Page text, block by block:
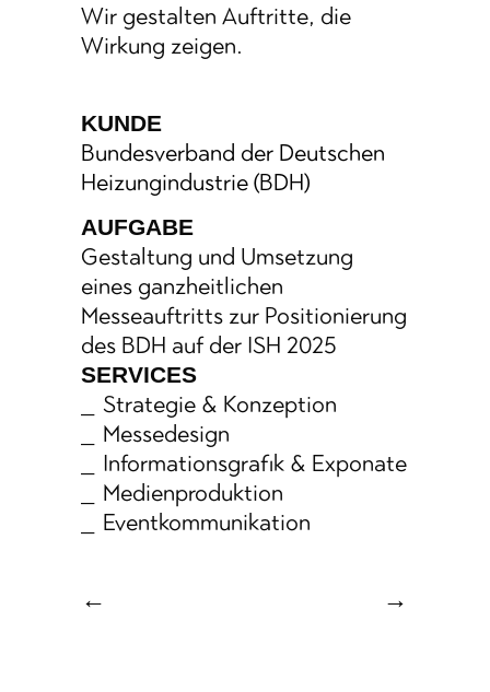
Wir gestalten Auftritte, die
Wirkung zeigen.
KUNDE
Bundesverband der Deutschen
Heizungindustrie (BDH)
AUFGABE
Gestaltung und Umsetzung
eines ganzheitlichen
Messeauftritts zur Positionierung
des BDH auf der ISH 2025
SERVICES
Strategie & Konzeption
Messedesign
Informationsgrafik & Exponate
Medienproduktion
Eventkommunikation
← →